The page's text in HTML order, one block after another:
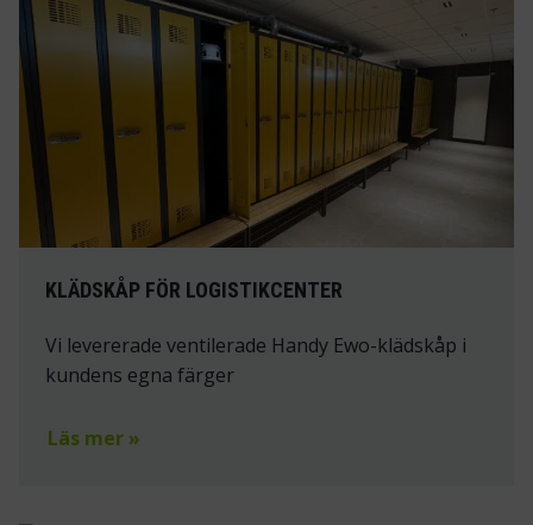
KLÄDSKÅP FÖR LOGISTIKCENTER
Vi levererade ventilerade Handy Ewo-klädskåp i
kundens egna färger
Läs mer »